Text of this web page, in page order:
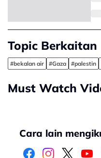
Topic Berkaitan
#bekalan air #Gaza #palestin
Must Watch
Cara lain